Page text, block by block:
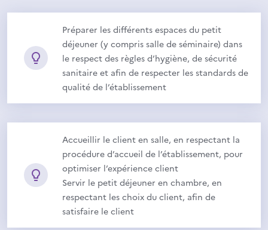
Préparer les différents espaces du petit
déjeuner (y compris salle de séminaire) dans
le respect des règles d’hygiène, de sécurité
sanitaire et afin de respecter les standards de
qualité de l’établissement
Accueillir le client en salle, en respectant la
procédure d’accueil de l’établissement, pour
optimiser l’expérience client
Servir le petit déjeuner en chambre, en
respectant les choix du client, afin de
satisfaire le client